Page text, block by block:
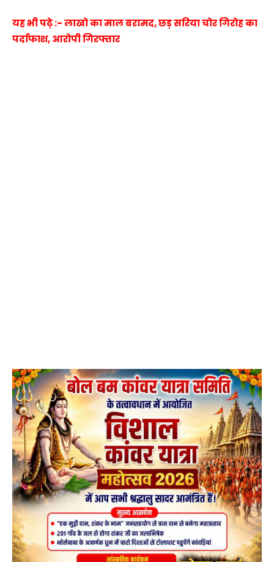
यह भी पढ़े :- लाखो का माल बरामद, छड़ सरिया चोर गिरोह का
पर्दाफाश, आरोपी गिरफ्तार